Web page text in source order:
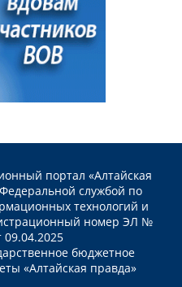
портал «Алтайская
службой по
технологий и
номер ЭЛ №
09.04.2025
бюджетное
«Алтайская правда»